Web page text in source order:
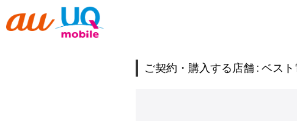
ご契約・購入する店舗 : ベス